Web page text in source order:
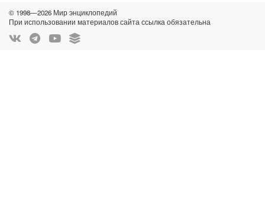
© 1998—2026 Мир энциклопедий
При использовании материалов сайта ссылка обязательна